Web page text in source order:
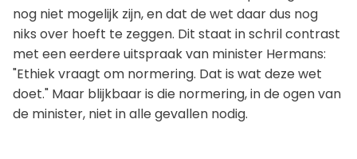
nog niet mogelijk zijn, en dat de wet daar dus nog
niks over hoeft te zeggen. Dit staat in schril contrast
met een eerdere uitspraak van minister Hermans:
"Ethiek vraagt om normering. Dat is wat deze wet
doet." Maar blijkbaar is die normering, in de ogen van
de minister, niet in alle gevallen nodig.